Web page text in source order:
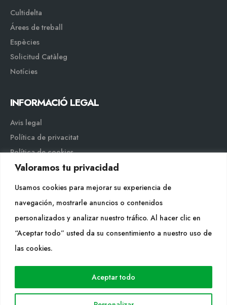
Valoramos tu privacidad
Usamos cookies para mejorar su experiencia de
navegación, mostrarle anuncios o contenidos
personalizados y analizar nuestro tráfico. Al hacer clic en
“Aceptar todo” usted da su consentimiento a nuestro uso de
las cookies.
Aceptar todo
Cultidelta
Árees de treball
Espècies
Solicitud Catàleg
Notícies
INFORMACIÓ LEGAL
Avis legal
Política de privacitat
Política de cookies
Mapa web
Cultidelta S.L. © 2023 Tots els drets reservats. | Disseny Web: